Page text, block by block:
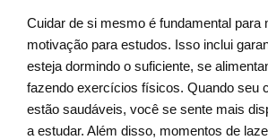
Cuidar de si mesmo é fundamental para
motivação para estudos. Isso inclui
esteja dormindo o suficiente, se
fazendo exercícios físicos. Quando seu
estão saudáveis, você se sente mais
a estudar. Além disso, momentos de